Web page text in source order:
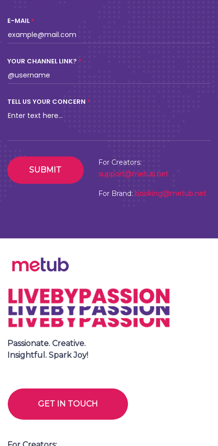
Thùy Tiên, Erik “bất ổn” ra sao khi học việc
BY PASSION?
I’m a Creator Brand / Partner
E-MAIL